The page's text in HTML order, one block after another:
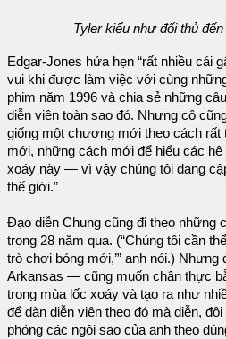
Tyler kiểu như đối thủ
Edgar-Jones hứa hẹn “rất nhiều cái
vui khi được làm việc với cùng
phim năm 1996 và chia sẻ những
diễn viên toàn sao đó. Nhưng cô
giống một chương mới theo cách rất
mới, những cách mới để hiểu các hệ
xoáy này — vì vậy chúng tôi đang
thế giới.”
Đạo diễn Chung cũng đi theo những
trong 28 năm qua. (“Chúng tôi cần
trò chơi bóng mới,’” anh nói.)
Arkansas — cũng muốn chân thực
trong mùa lốc xoáy và tạo ra như
để dàn diễn viên theo đó mà diễn,
phóng các ngôi sao của anh theo